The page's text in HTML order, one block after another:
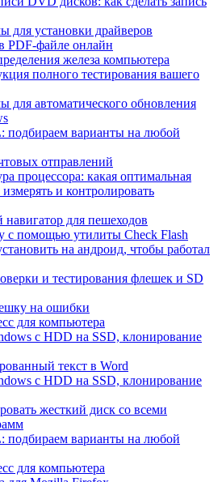
для установки драйверов
PDF-файле онлайн
железа компьютера
полного тестирования вашего
для автоматического обновления
подбираем варианты на любой
отправлений
процессора: какая оптимальная
и контролировать
для пешеходов
с помощью утилиты Check Flash
на андроид, чтобы работал
и тестирования флешек и SD
на ошибки
для компьютера
с HDD на SSD, клонирование
текст в Word
с HDD на SSD, клонирование
жесткий диск со всеми
подбираем варианты на любой
для компьютера